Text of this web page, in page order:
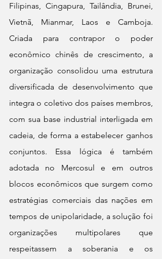
Filipinas, Cingapura, Tailândia, Brunei,
Vietnã, Mianmar, Laos e Camboja.
Criada para contrapor o poder
econômico chinês de crescimento, a
organização consolidou uma estrutura
diversificada de desenvolvimento que
integra o coletivo dos países membros,
com sua base industrial interligada em
cadeia, de forma a estabelecer ganhos
conjuntos. Essa lógica é também
adotada no Mercosul e em outros
blocos econômicos que surgem como
estratégias comerciais das nações em
tempos de unipolaridade, a solução foi
organizações multipolares que
respeitassem a soberania e os